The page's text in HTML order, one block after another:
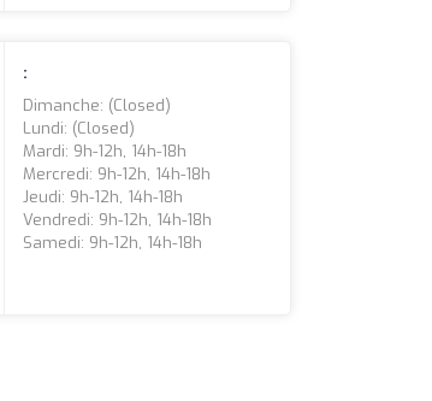
:
Dimanche: (closed)
Lundi: (closed)
Mardi: 9h-12h, 14h-18h
Mercredi: 9h-12h, 14h-18h
Jeudi: 9h-12h, 14h-18h
Vendredi: 9h-12h, 14h-18h
Samedi: 9h-12h, 14h-18h